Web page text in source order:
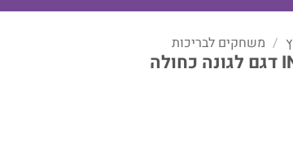
/ משחקים לבריכות